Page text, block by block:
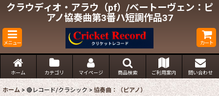
クラウディオ・アラウ（pf）/ベートーヴェン：ピ
アノ協奏曲第3番ハ短調作品37
メニュー カート
ホーム カテゴリ マイページ 商品検索 ご利用案内 問い合わせ
ホーム > 🔴レコード/クラシック > 協奏曲：（ピアノ）